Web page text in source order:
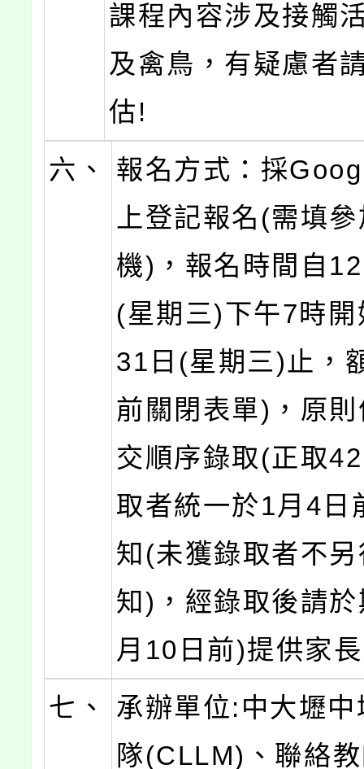
課程內容涉及接觸
及禽鳥，有疑慮者
估!
六、
報名方式：採
上登記報名(需填
機)，報名時間自
(星期三)下午7時
31日(星期三)止，
前關閉表單)，原
交順序錄取(正取
取者統一於1月4日
知(未獲錄取者不
知)，經錄取後請
月10日前)提供家
七、
承辦單位:中大壢
隊(CLLM)、聯絡